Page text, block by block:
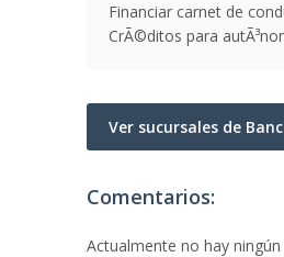
Financiar carnet de
CrÃ©ditos para
Ver sucursales de
Comentarios:
Actualmente no hay